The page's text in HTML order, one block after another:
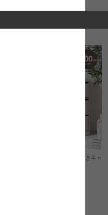
【幅100cm】Sharon キャスター付きキャ